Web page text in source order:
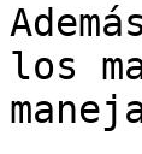
los